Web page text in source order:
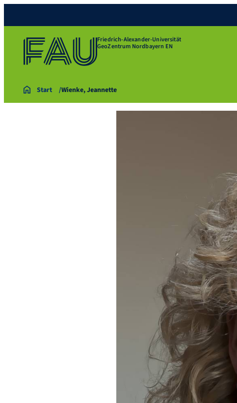
Friedrich-Alexander-Universität
GeoZentrum Nordbayern EN
Start Wienke, Jeannette